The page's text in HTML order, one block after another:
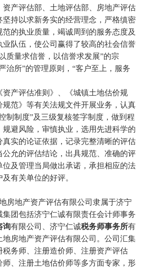
资产评估部、土地评估部、房地产评估
坚持以求新务实的经营理念，严格缜密
的执业质量，竭诚周到的服务态度及
业队伍，使公司赢得了较高的社会信誉
质量求信誉，以信誉求发展”的宗
治所”的管理原则，“客户至上，服务
产评估准则》、《城镇土地估价规
规范》等有关法规文件开展业务，认真
制制度”及三级复核签字制度，做到程
规避风险，审慎执业，选用先进科学的
真实的论证依据，记录完整清晰的评估
公允的评估结论，出具规范、准确的评
位及管理当局做出承诺，承担相应的法
有关单位的好评。
地产资产评估有限公司隶属于济宁
集团包括济宁仁诚有限责任会计师事务
询有限公司、济宁仁诚税务师事务所有
地房地产资产评估有限公司。公司汇集
税务师、注册造价师、注册资产评估
师、注册土地估价师等多方面专家，形